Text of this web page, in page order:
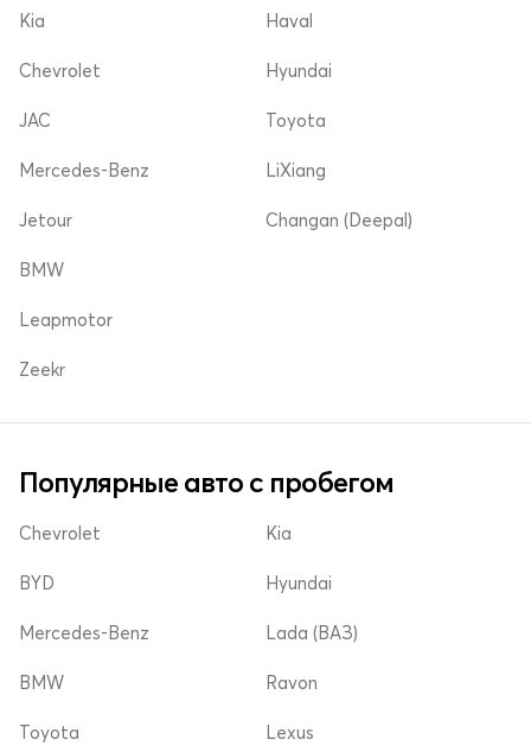
Kia
Chevrolet
Haval
Hyundai
JAC
Mercedes-Benz
Jetour
Toyota
LiXiang
Changan (Deepal)
BMW
Leapmotor
Zeekr
Популярные авто с пробегом
Chevrolet
BYD
Mercedes-Benz
Kia
Hyundai
Lada (ВАЗ)
BMW
Toyota
Ravon
Lexus